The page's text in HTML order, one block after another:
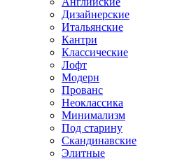
Дизайнерские
Итальянские
Кантри
Классические
Лофт
Модерн
Прованс
Неоклассика
Минимализм
Под старину
Скандинавские
Элитные